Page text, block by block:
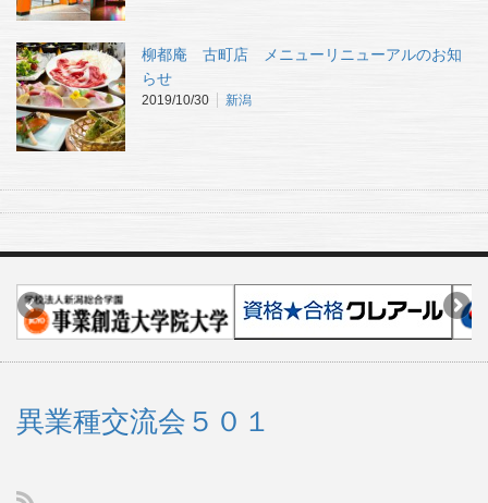
柳都庵 古町店 メニューリニューアルのお知
らせ
2019/10/30 新潟
異業種交流会５０１